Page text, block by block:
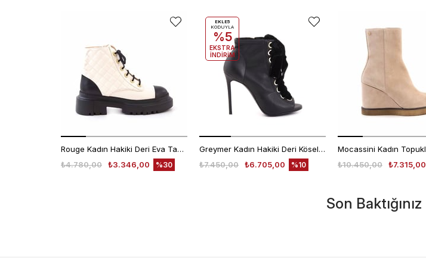
Rouge Kadın Hakiki Deri Eva Taban Siyah - Beyaz Topuklu Bot
₺3.346,00
₺4.780,00 %30
Greymer Kadın Hakiki Deri Kösele Taban Siyah Topuklu Bot
₺6.705,00
₺7.450,00 %10
EKLE5
KODUYLA
%5
EKSTRA
İNDİRİM
₺7.315,00
₺10.450,00
Son